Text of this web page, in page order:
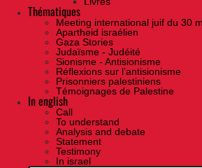
Thématiques
Meeting international juif du 30
Apartheid israélien
Gaza Stories
Judaïsme - Judéité
Sionisme - Antisionisme
Réflexions sur l’antisionisme
Prisonniers palestiniens
Témoignages de Palestine
In english
Call
To understand
Analysis and debate
Statement
Testimony
In israel